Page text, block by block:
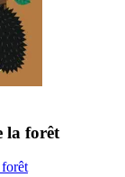
la forêt